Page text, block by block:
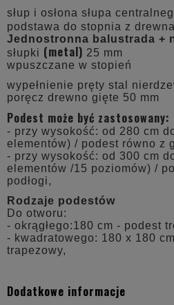
słup i osłona słupa
podstawa do stopnia z
Jednostronna balustrada +
słupki (metal) 25 mm
wpuszczane w stopień
wypełnienie pręty stal
poręcz drewno gięte 50 mm
Podest może być zastosowany:
- przy wysokość: od 280 cm
elementów) / podest równo z
- przy wysokość: od 300 cm
elementów /15 poziomów) /
podłogi,
Rodzaje podestów
Do otworu:
- okrągłego:180 cm - podest
- kwadratowego: 180 x 180
trapezowy,
Dodatkowe informacje